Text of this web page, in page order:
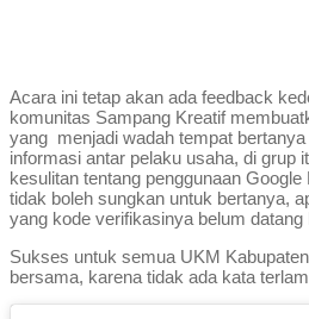
Acara ini tetap akan ada feedback
komunitas Sampang Kreatif
yang menjadi wadah tempat
informasi antar pelaku usaha, di grup
kesulitan tentang penggunaan
tidak boleh sungkan untuk bertanya,
yang kode verifikasinya belum datang
Sukses untuk semua UKM
bersama, karena tidak ada kata